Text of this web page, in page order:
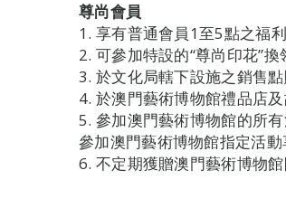
尊尚會員
1. 享有普通會員1至5點之福利
2. 可參加特設的“尊尚印花”換
3. 於文化局轄下設施之銷售
4. 於澳門藝術博物館禮品店
5. 參加澳門藝術博物館的所有
參加澳門藝術博物館指定活動
6. 不定期獲贈澳門藝術博物館